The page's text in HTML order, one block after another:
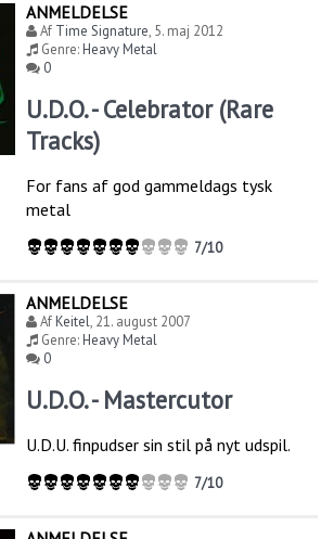
ANMELDELSE
Af Time Signature, 5. maj 2012
Genre:Heavy Metal
0
U.D.O. - Celebrator (Rare
Tracks)
For fans af god gammeldags tysk
metal
7/10
ANMELDELSE
AfKeitel, 21. august 2007
Genre:Heavy Metal
0
U.D.O. - Mastercutor
U.D.U. finpudser sin stil på nyt udspil.
7/10